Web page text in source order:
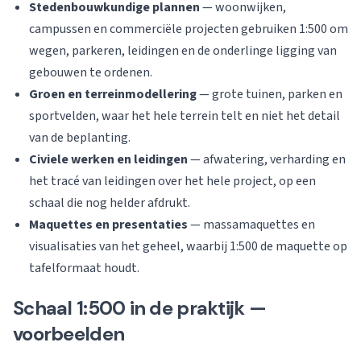
Stedenbouwkundige plannen— woonwijken,
campussen en commerciële projecten gebruiken 1:500 om
wegen, parkeren, leidingen en de onderlinge ligging van
gebouwen te ordenen.
Groen en terreinmodellering— grote tuinen, parken en
sportvelden, waar het hele terrein telt en niet het detail
van de beplanting.
Civiele werken en leidingen— afwatering, verharding en
het tracé van leidingen over het hele project, op een
schaal die nog helder afdrukt.
Maquettes en presentaties— massamaquettes en
visualisaties van het geheel, waarbij 1:500 de maquette op
tafelformaat houdt.
Schaal 1:500 in de praktijk —
voorbeelden